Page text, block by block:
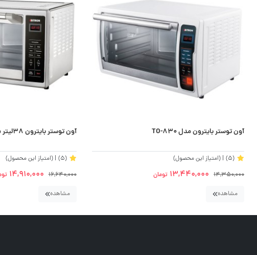
آون توستر بایترون مدل TO-830
(5)
| (امتیاز این محصول)
14,350,000
13,440,000 تومان
مشاهده
آون توستر بایترون 38لیتر مدل TO-285
(5)
| (امتیاز این محصول)
16,640,000
14,910,000
مشاهده